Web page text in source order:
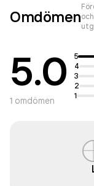
Omdömen
5.0
1 omdömen
5
4
3
2
1